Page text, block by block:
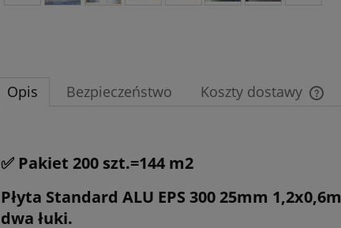
Opis Bezpieczeństwo Koszty dostawy
✅ Pakiet 200 szt.=144 m2
Płyta Standard ALU EPS 300 25mm 1,2x0,6m
dwa łuki.